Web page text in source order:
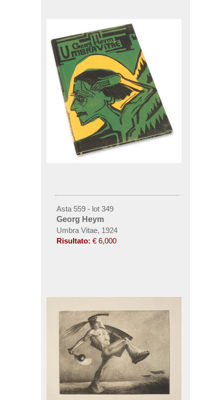
Asta 559 - lot 349
Georg Heym
Umbra Vitae, 1924
Risultato: € 6,000